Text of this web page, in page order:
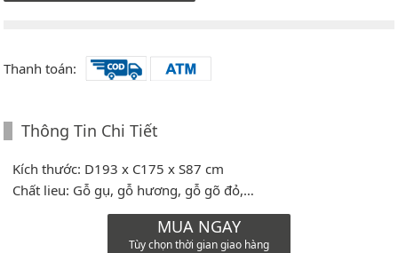
Thanh toán:
Thông Tin Chi Tiết
Kích thước: D193 x C175 x S87 cm
Chất lieu: Gỗ gụ, gỗ hương, gỗ gõ đỏ,…
MUA NGAY
Tùy chọn thời gian giao hàng